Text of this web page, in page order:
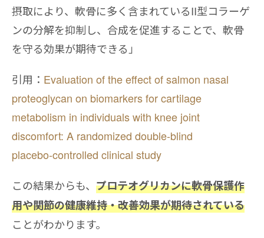
摂取により、軟骨に多く含まれているII型コラーゲ
ンの分解を抑制し、合成を促進することで、軟骨
を守る効果が期待できる」
引用： Evaluation of the effect of salmon nasal
proteoglycan on biomarkers for cartilage
metabolism in individuals with knee joint
discomfort: A randomized double‑blind
placebo‑controlled clinical study
この結果からも、 プロテオグリカンに軟骨保護作
用や関節の健康維持・改善効果が期待されている
ことがわかります。